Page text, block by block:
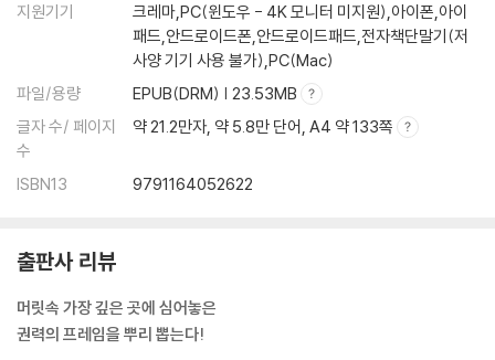
지원기기
크레마,PC(윈도우 - 4K 모니터 미지원),아이폰,아이
패드,안드로이드폰,안드로이드패드,전자책단말기(저
사양 기기 사용 불가),PC(Mac)
파일/용량
EPUB(DRM) | 23.53MB
글자 수/ 페이지
수
약 21.2만자, 약 5.8만 단어, A4 약 133쪽
ISBN13 9791164052622
출판사 리뷰
머릿속 가장 깊은 곳에 심어놓은
권력의 프레임을 뿌리 뽑는다!